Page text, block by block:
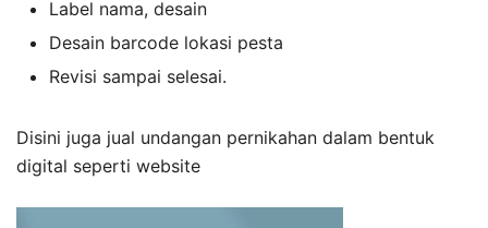
Label nama, desain
Desain barcode lokasi pesta
Revisi sampai selesai.
Disini juga jual undangan pernikahan dalam bentuk
digital seperti website